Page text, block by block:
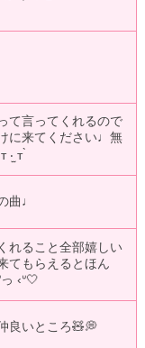
て言ってくれるので
に来てください♩無
‧̫ т
曲♩
れること全部嬉しい
てもらえるとほん
‹ᐡ🤍
良いところ🧸💭